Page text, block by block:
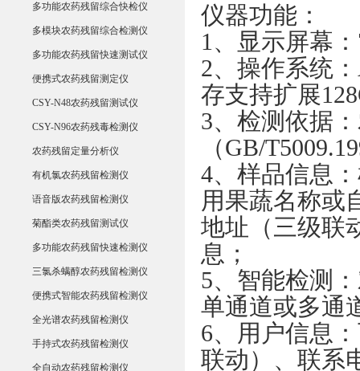
多功能农药残留综合快检仪
多模块农药残留综合检测仪
多功能农药残留快速测试仪
便携式农药残留测定仪
CSY-N48农药残留测试仪
CSY-N96农药残毒检测仪
农药残留定量分析仪
有机氯农药残留检测仪
语音版农药残留检测仪
菊酯类农药残留测试仪
多功能农药残留快速检测仪
三氯杀螨醇农药残留检测仪
便携式智能农药残留检测仪
全光谱农药残留检测仪
手持式农药残留检测仪
全自动农药残留检测仪
仪器功能：
1、显示屏幕
2、操作系统
存支持扩展
3、检测依据
（GB/
4、样品信息
用果蔬名称或
地址（三级联
息；
5、智能检测
单通道或多通
6、用户信息
联动）、联系